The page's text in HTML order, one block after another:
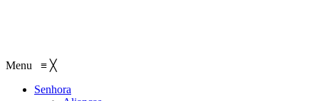
Menu ≡ ╳
Senhora